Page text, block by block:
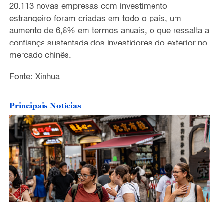
20.113 novas empresas com investimento
estrangeiro foram criadas em todo o país, um
aumento de 6,8% em termos anuais, o que ressalta a
confiança sustentada dos investidores do exterior no
mercado chinês.
Fonte: Xinhua
Principais Notícias